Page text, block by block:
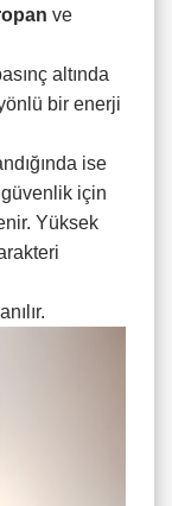
ve
altında
yönlü bir enerji
ise
güvenlik için
Yüksek